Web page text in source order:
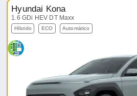
Hyundai Kona
1.6 GDi HEV DT Maxx
Híbrido ECO Automático